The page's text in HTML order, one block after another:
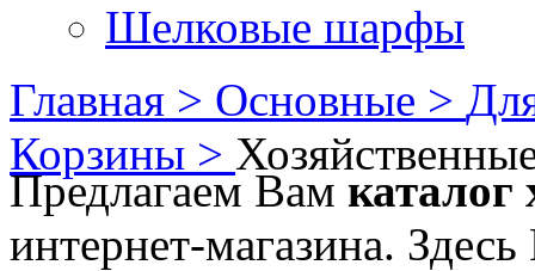
Шелковые шарфы
Главная > Основные >
Корзины >
Предлагаем Вам каталог
интернет-магазина.